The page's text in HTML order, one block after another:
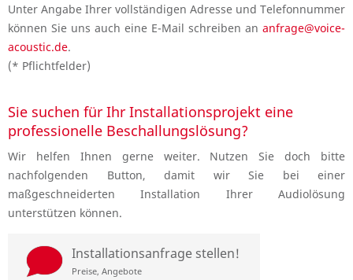
Unter Angabe Ihrer vollständigen Adresse und Telefonnummer
können Sie uns auch eine E-Mail schreiben an anfrage@voice-
acoustic.de.
(* Pflichtfelder)
Sie suchen für Ihr Installationsprojekt eine
professionelle Beschallungslösung?
Wir helfen Ihnen gerne weiter. Nutzen Sie doch bitte
nachfolgenden Button, damit wir Sie bei einer
maßgeschneiderten Installation Ihrer Audiolösung
unterstützen können.
d Installationsanfrage stellen!
Preise, Angebote